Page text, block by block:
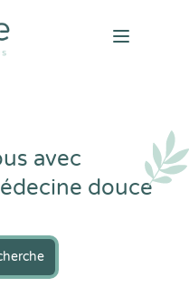
Open
avec
douce